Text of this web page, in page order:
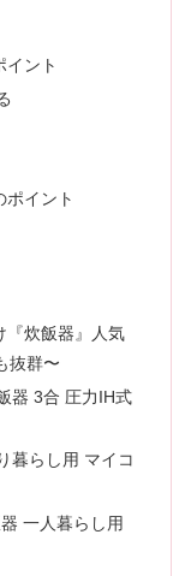
イント
ポイント
『炊飯器』人気
抜群〜
器 3合 圧力IH式
暮らし用 マイコ
一人暮らし用